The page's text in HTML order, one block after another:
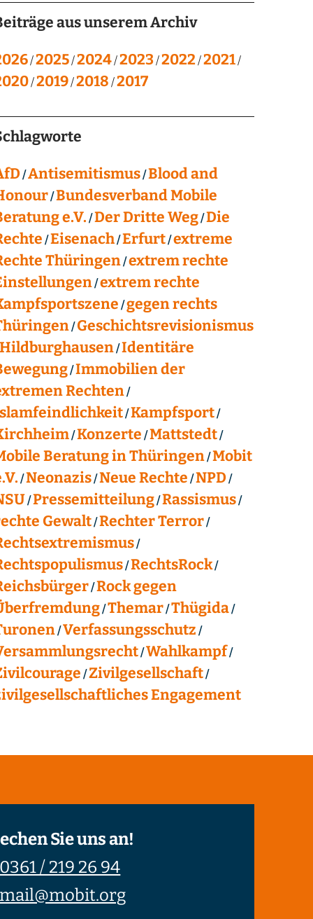
aus unserem Archiv
2025 2024 2023 2022 2021
2019 2018 2017
Antisemitismus Blood and
Bundesverband Mobile
e.V. Der Dritte Weg Die
Eisenach Erfurt extreme
Thüringen extrem rechte
extrem rechte
gegen rechts
Geschichtsrevisionismus
Identitäre
Immobilien der
Rechten
Kampfsport
Konzerte Mattstedt
Beratung in Thüringen Mobit
Neonazis Neue Rechte NPD
Pressemitteilung Rassismus
Gewalt Rechter Terror
RechtsRock
Rock gegen
Themar Thügida
Verfassungsschutz
Wahlkampf
Zivilgesellschaft
Engagement
Sie uns an!
0361 / 219 26 94
mail@mobit.org